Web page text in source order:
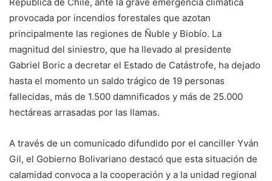
provocada por incendios forestales que azotan
principalmente las regiones de Ñuble y Biobío. La
magnitud del siniestro, que ha llevado al presidente
Gabriel Boric a decretar el Estado de Catástrofe, ha dejado
hasta el momento un saldo trágico de 19 personas
fallecidas, más de 1.500 damnificados y más de 25.000
hectáreas arrasadas por las llamas.
A través de un comunicado difundido por el canciller Yván
Gil, el Gobierno Bolivariano destacó que esta situación de
calamidad convoca a la cooperación y a la unidad regional